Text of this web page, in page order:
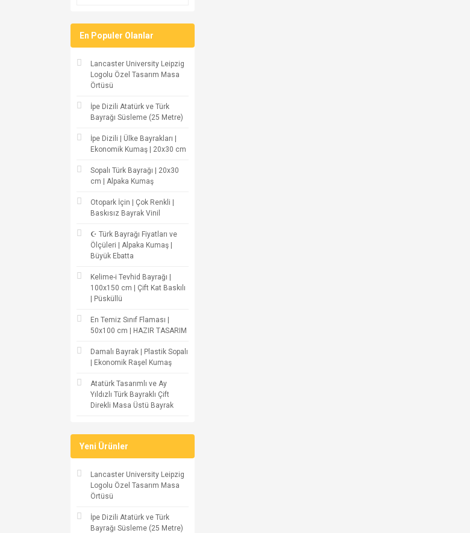
En Populer Olanlar
Lancaster University Leipzig
Logolu Özel Tasarım Masa
Örtüsü
İpe Dizili Atatürk ve Türk
Bayrağı Süsleme (25 Metre)
İpe Dizili | Ülke Bayrakları |
Ekonomik Kumaş | 20x30 cm
Sopalı Türk Bayrağı | 20x30
cm | Alpaka Kumaş
Otopark İçin | Çok Renkli |
Baskısız Bayrak Vinil
☪ Türk Bayrağı Fiyatları ve
Ölçüleri | Alpaka Kumaş |
Büyük Ebatta
Kelime-i Tevhid Bayrağı |
100x150 cm | Çift Kat Baskılı
| Püsküllü
En Temiz Sınıf Flaması |
50x100 cm | HAZIR TASARIM
Damalı Bayrak | Plastik Sopalı
| Ekonomik Raşel Kumaş
Atatürk Tasarımlı ve Ay
Yıldızlı Türk Bayraklı Çift
Direkli Masa Üstü Bayrak
Yeni Ürünler
Lancaster University Leipzig
Logolu Özel Tasarım Masa
Örtüsü
İpe Dizili Atatürk ve Türk
Bayrağı Süsleme (25 Metre)